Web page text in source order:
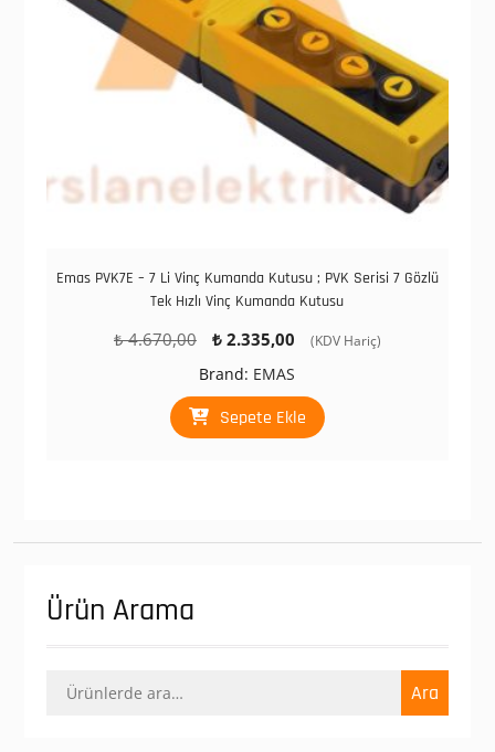
Emas PVK7E – 7 Li Vinç Kumanda Kutusu ; PVK Serisi 7 Gözlü
Tek Hızlı Vinç Kumanda Kutusu
₺4.670,00
Orijinal
₺ 4.670,00.
₺2.335,00
Şu
₺ 2.335,00.
(KDV Hariç)
Brand: EMAS
Sepete Ekle
Ürün Arama
Ara: Ara